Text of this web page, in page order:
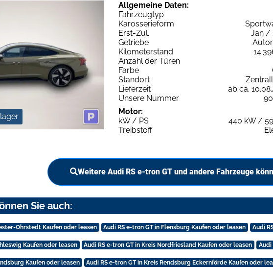
Allgemeine Daten:
Fahrzeugtyp
Karosserieform
Erst-Zul.
Jan /
Getriebe
Kilometerstand
Anzahl der Türen
Farbe
Standort
Lieferzeit
ab ca.
Unsere Nummer
Motor:
kW / PS
440 kW /
Treibstoff
Weitere Audi RS e-tron GT und andere Fahrzeuge
Sie auch:
Ohrstedt Kaufen oder leasen Audi RS e-tron GT in Flensburg Kaufen oder leasen Audi
Kaufen oder leasen Audi RS e-tron GT in Kreis Nordfriesland Kaufen oder leasen Audi
Kaufen oder leasen Audi RS e-tron GT in Kreis Rendsburg Eckernförde Kaufen oder